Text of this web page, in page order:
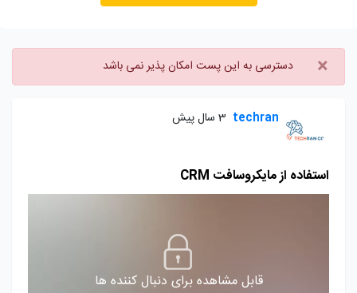
× دسترسی به این پست امکان پذیر نمی باشد
techran 3 سال پیش
استفاده از مایکروسافت CRM
قابل مشاهده برای دنبال کننده ها